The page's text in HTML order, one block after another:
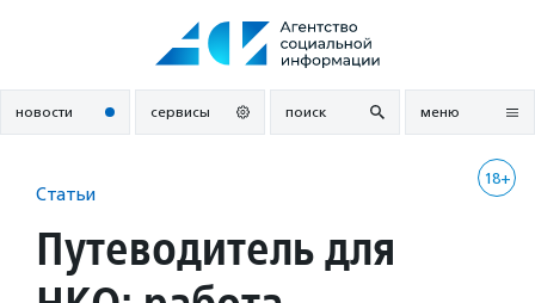
новости сервисы поиск меню
18+
Статьи
Путеводитель для